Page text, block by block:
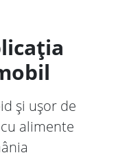
și ușor de
alimente